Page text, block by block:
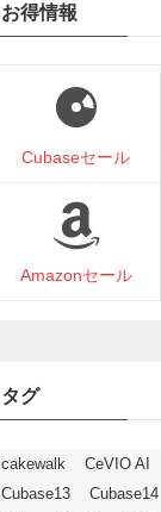
お得情報
Cubaseセール
Amazonセール
タグ
cakewalk CeVIO AI
Cubase13
Cubase14